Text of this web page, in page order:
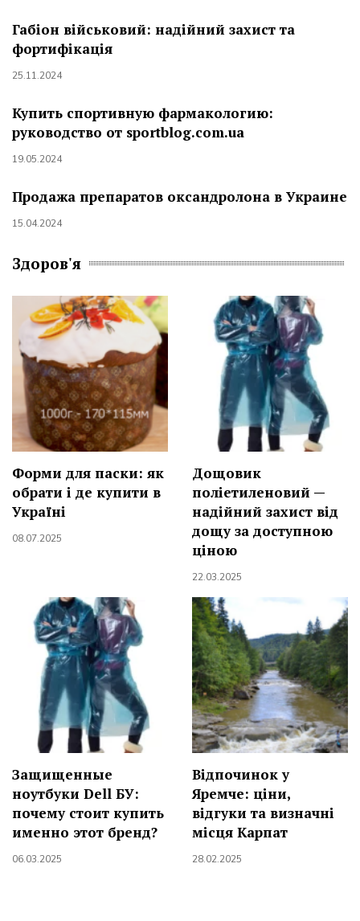
Габіон військовий: надійний захист та
фортифікація
25.11.2024
Купить спортивную фармакологию:
руководство от sportblog.com.ua
19.05.2024
Продажа препаратов оксандролона в Украине
15.04.2024
Здоров'я
Форми для паски: як
обрати і де купити в
Україні
08.07.2025
Дощовик
поліетиленовий —
надійний захист від
дощу за доступною
ціною
22.03.2025
Защищенные
ноутбуки Dell БУ:
почему стоит купить
именно этот бренд?
06.03.2025
Відпочинок у
Яремче: ціни,
відгуки та визначні
місця Карпат
28.02.2025